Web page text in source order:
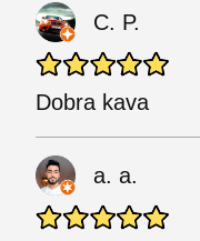
C. P.
Dobra kava
a. a.